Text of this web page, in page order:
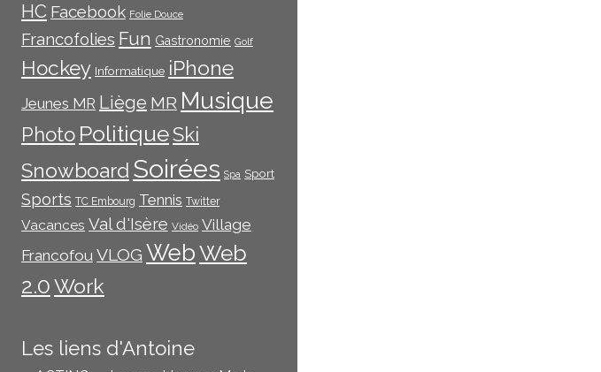
HC Facebook Folie Douce
Francofolies Fun Gastronomie Golf
Hockey Informatique iPhone
Jeunes MR Liège MR Musique
Photo PolitiqueSki
Snowboard Soirées Spa Sport
Sports TC Embourg Tennis Twitter
Vacances Val d'Isère Vidéo Village
Francofou VLOG WebWeb
2.0Work
Les liens d'Antoine